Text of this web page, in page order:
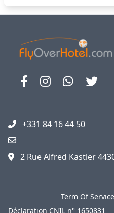
+331 84 16 44 50
2 Rue Alfred Kastler
Term Of Service
Déclaration CNIL n° 1650831